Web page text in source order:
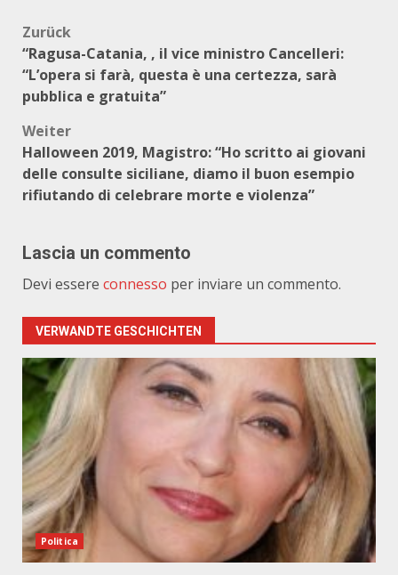
Beitragsnavigation
Zurück
“Ragusa-Catania, , il vice ministro Cancelleri:
“L’opera si farà, questa è una certezza, sarà
pubblica e gratuita”
Weiter
Halloween 2019, Magistro: “Ho scritto ai giovani
delle consulte siciliane, diamo il buon esempio
rifiutando di celebrare morte e violenza”
Lascia un commento
Devi essere connesso per inviare un commento.
VERWANDTE GESCHICHTEN
Politica